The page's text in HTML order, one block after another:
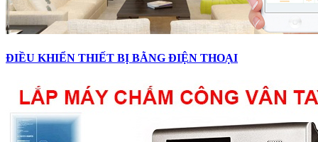
ĐIỀU KHIỂN THIẾT BỊ BẰNG ĐIỆN THOẠI